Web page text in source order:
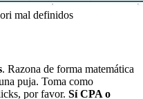
mal definidos
. Razona de forma matemática
puja. Toma como
por favor. Sí CPA o